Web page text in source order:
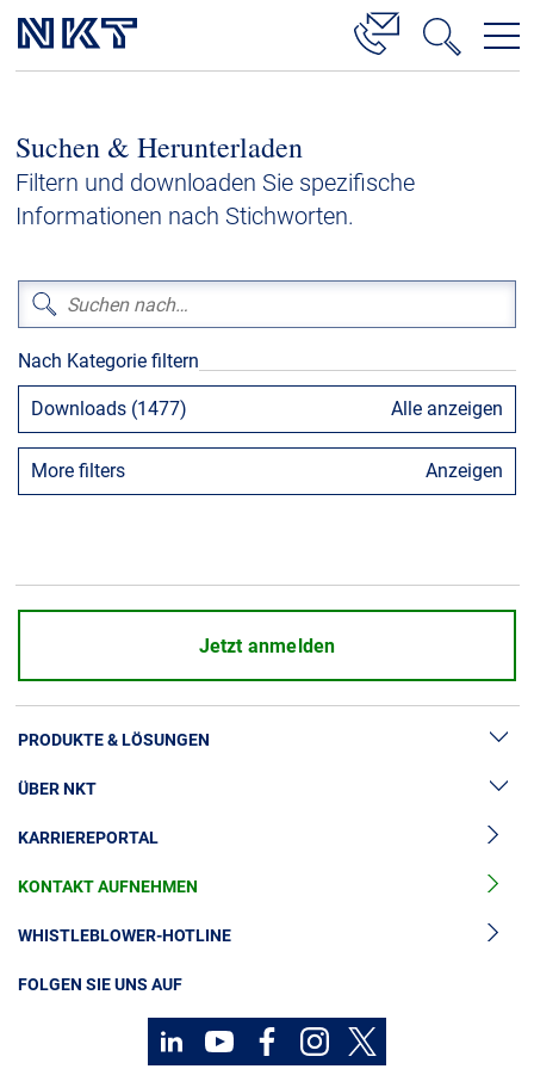
Hochspannung
Kabelservice
Niederspannung
Kabelgarnituren
Referenzen
Downloads
Presse & Events
Produktion
Karriere
Europacable
Einkauf
Suchen & Herunterladen
Filtern und downloaden Sie spezifische
Informationen nach Stichworten.
Nach Kategorie filtern
Downloads (1477) Alle anzeigen
More filters Anzeigen
Jetzt anmelden
PRODUKTE & LÖSUNGEN
Hochspannung
Kabelgarnituren
Mittelspannungskabel
Niederspannungskabel
ÜBER NKT
News & Presse
Unsere Geschichte
Investoren
Nachhaltigkeit
KARRIEREPORTAL
KONTAKT AUFNEHMEN
WHISTLEBLOWER-HOTLINE
FOLGEN SIE UNS AUF